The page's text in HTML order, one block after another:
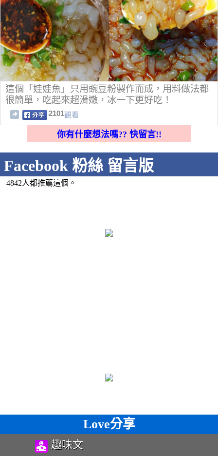
這個「娃娃魚」只用豌豆粉製作而成，用料做法都
很簡單，吃起來超滑嫩，冰一下更好吃！
2101觀看
你有什麼想法嗎?? 快留言!!
Facebook 粉絲 留言版
4842人都推薦這個。
Love分享
趣味文